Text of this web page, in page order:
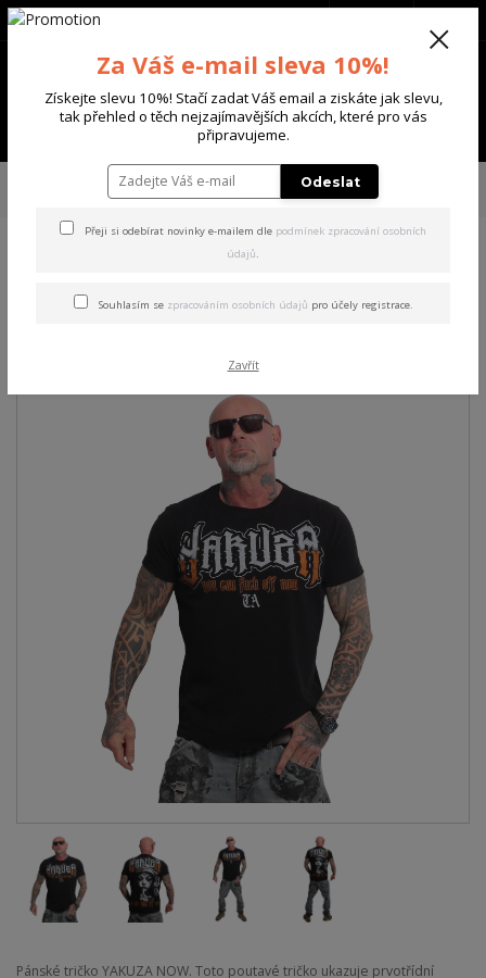
Menu
+420 702 136 620
TRIKA & TÍLKA
Yakuza pánské tričko Now Regular T-
Regular T-Shirt black 6XL
Pánské tričko YAKUZA NOW. Toto poutavé tričko ukazuje prvotřídní
Za Váš e-mail sleva 10%!
Získejte slevu 10%! Stačí zadat Váš email a ziskáte jak slevu,
tak přehled o těch nejzajímavějších akcích, které pro vás
připravujeme.
Odeslat
Přeji si odebírat novinky e-mailem dle podmínek zpracování osobních
údajů.
Souhlasím se zpracováním osobních údajů pro účely registrace.
Zavřít